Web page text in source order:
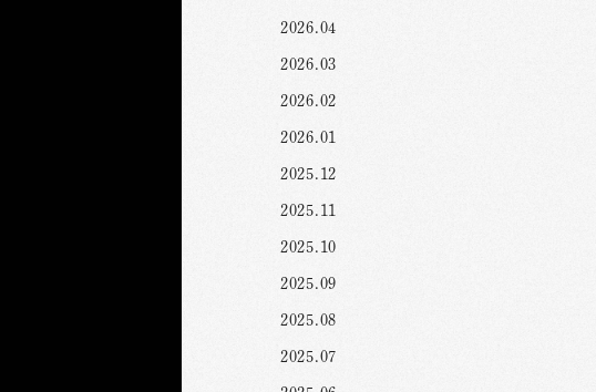
2026.04
2026.03
2026.02
2026.01
2025.12
2025.11
2025.10
2025.09
2025.08
2025.07